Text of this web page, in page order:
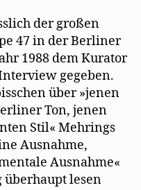
der großen
47 in der Berliner
1988 dem Kurator
gegeben.
über »jenen
Ton, jenen
Stil« Mehrings
Ausnahme,
Ausnahme«
überhaupt lesen